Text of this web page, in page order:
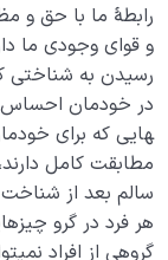
رابطۀ ما با حق و
و قوای وجودی ما
رسیدن به شناختی
هایی که برای
مطابقت کامل
سالم بعد از
هر فرد در گرو
گروهی از افراد